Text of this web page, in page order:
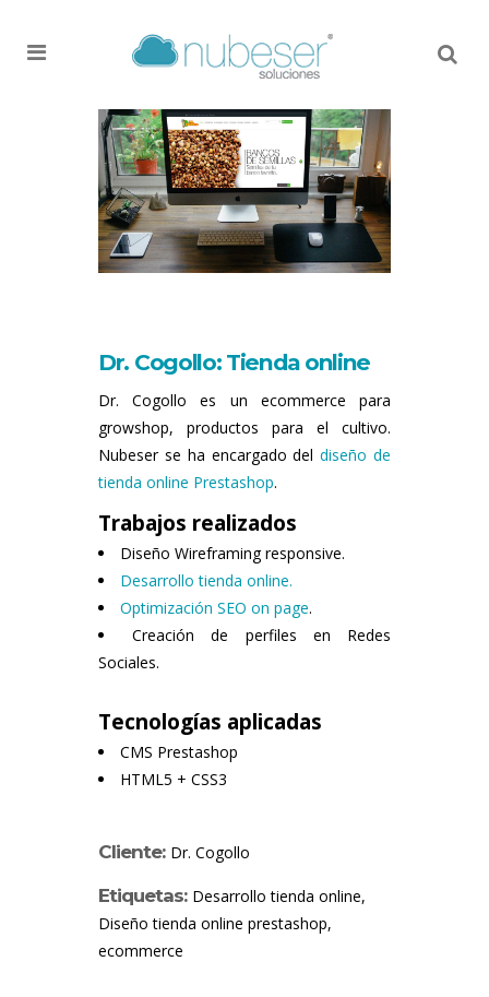
Dr. Cogollo: Tienda online
Dr. Cogollo es un ecommerce para
growshop, productos para el cultivo.
Nubeser se ha encargado deldiseño de
tienda online Prestashop.
Trabajos realizados
Diseño Wireframing responsive.
Desarrollo tienda online.
Optimización SEO on page.
Creación de perfiles en Redes
Sociales.
Tecnologías aplicadas
CMS Prestashop
HTML5 + CSS3
Cliente: Dr. Cogollo
Etiquetas: Desarrollo tienda online,
Diseño tienda online prestashop,
ecommerce